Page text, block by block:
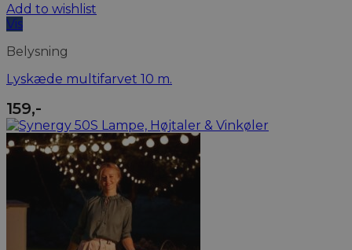
Add to wishlist
Vis
Belysning
Lyskæde multifarvet 10 m.
159,-